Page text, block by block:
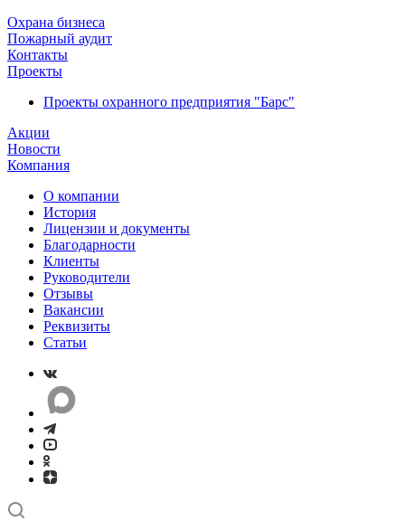
Охрана бизнеса
Пожарный аудит
Контакты
Проекты
Проекты охранного предприятия "Барс"
Акции
Новости
Компания
О компании
История
Лицензии и документы
Благодарности
Клиенты
Руководители
Отзывы
Вакансии
Реквизиты
Статьи